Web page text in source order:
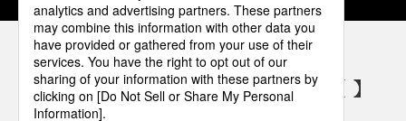
パナソニックの電気設備 SNSアカウント